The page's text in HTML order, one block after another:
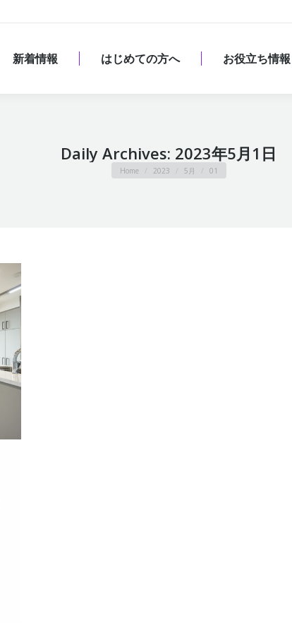
新着情報 はじめての方へ お役立ち情報
Daily Archives: 2023年5月1日
You are here:
Home 2023 5月 01
新着情報 はじめての方へ お役立ち情報